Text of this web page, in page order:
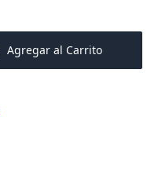
Agregar al Carrito